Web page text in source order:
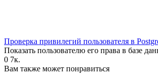
Проверка привилегий пользователя в
Показать пользователю его права в базе
0 7к.
Вам также может понравиться